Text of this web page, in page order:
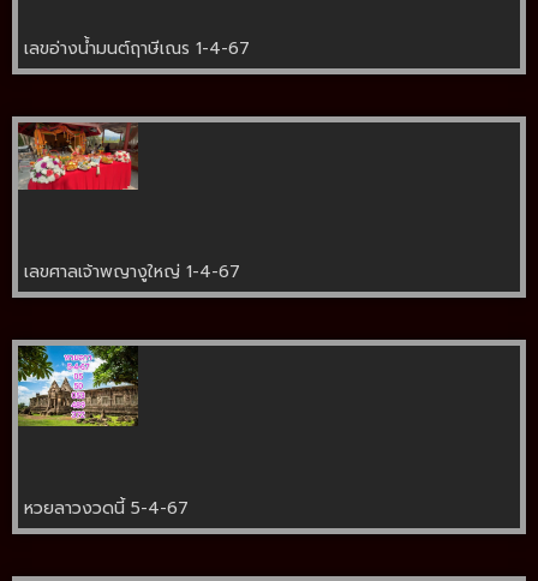
เลขอ่างน้ำมนต์ฤาษีเณร 1-4-67
เลขศาลเจ้าพญางูใหญ่ 1-4-67
หวยลาวงวดนี้ 5-4-67